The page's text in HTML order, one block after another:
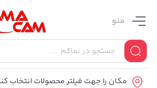
منو
مکان را جهت فیلتر محصولات انتخاب